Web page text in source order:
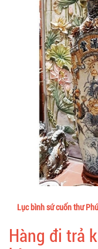
Lục bình sứ cuốn thư
Hàng đi trả